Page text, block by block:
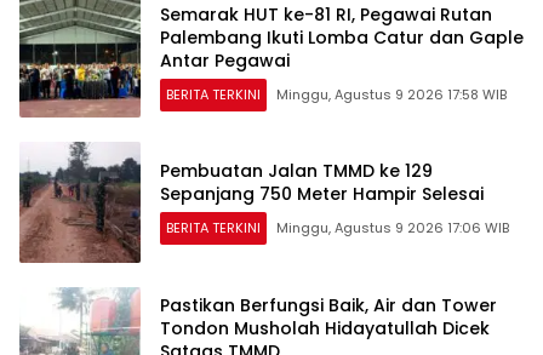
Semarak HUT ke-81 RI, Pegawai Rutan
Palembang Ikuti Lomba Catur dan Gaple
Antar Pegawai
BERITA TERKINI Minggu, Agustus 9 2026 17:58 WIB
Pembuatan Jalan TMMD ke 129
Sepanjang 750 Meter Hampir Selesai
BERITA TERKINI Minggu, Agustus 9 2026 17:06 WIB
Pastikan Berfungsi Baik, Air dan Tower
Tondon Musholah Hidayatullah Dicek